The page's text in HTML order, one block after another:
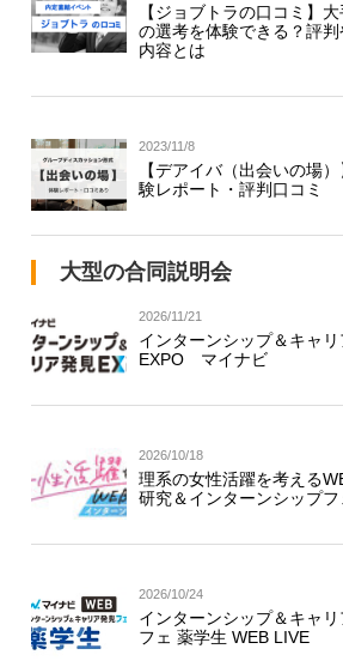
【ジョブトラの口コミ】
の選考を体験できる？評
内容とは
2023/11/8
【デアイバ（出会いの場
験レポート・評判口コミ
大型の合同説明会
2026/11/21
インターンシップ＆キャリ
EXPO マイナビ
2026/10/18
理系の女性活躍を考える
研究＆インターンシップフ
2026/10/24
インターンシップ＆キャリ
フェ 薬学生 WEB LIVE